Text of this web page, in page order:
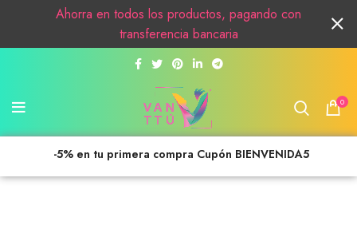
0
-5% en tu primera compra Cupón BIENVENIDA5
Ahorra en todos los productos, pagando con
transferencia bancaria